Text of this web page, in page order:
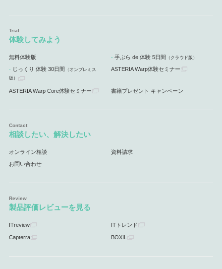
体験してみよう
無料体験版 手ぶら de 体験 5日間 （クラウド版）
じっくり 体験 30日間 （オンプレミス
版）
ASTERIA Warp体験セミナー
ASTERIA Warp Core体験セミナー 書籍プレゼント キャンペーン
相談したい、解決したい
オンライン相談 資料請求
お問い合わせ
製品評価レビューを見る
ITreview ITトレンド
Capterra BOXIL